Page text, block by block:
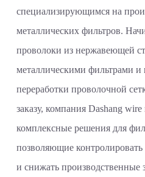
специализирующимся на
металлических фильтров.
проволоки из нержавеющей
металлическими фильтрами и
переработки проволочной
заказу, компания Dashang
комплексные решения для
позволяющие контролировать
и снижать производственные